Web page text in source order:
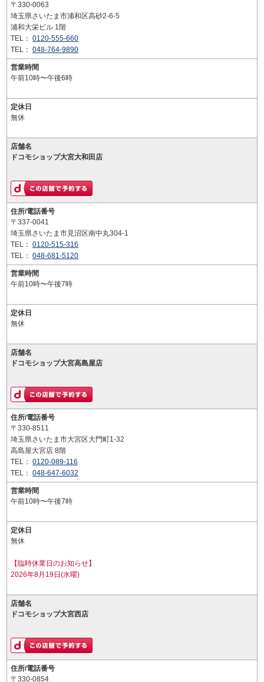
〒330-0063
埼玉県さいたま市浦和区高砂2-6-5
浦和大栄ビル 1階
TEL： 0120-555-660
TEL： 048-764-9890
営業時間
午前10時〜午後6時
定休日
無休
店舗名
ドコモショップ大宮大和田店
住所/電話番号
〒337-0041
埼玉県さいたま市見沼区南中丸304-1
TEL： 0120-515-316
TEL： 048-681-5120
営業時間
午前10時〜午後7時
定休日
無休
店舗名
ドコモショップ大宮高島屋店
住所/電話番号
〒330-8511
埼玉県さいたま市大宮区大門町1-32
高島屋大宮店 8階
TEL： 0120-089-116
TEL： 048-647-6032
営業時間
午前10時〜午後7時
定休日
無休
【臨時休業日のお知らせ】
2026年8月19日(水曜)
店舗名
ドコモショップ大宮西店
住所/電話番号
〒330-0854